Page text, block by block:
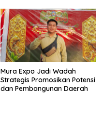
Mura Expo Jadi Wadah
Strategis Promosikan Potensi
dan Pembangunan Daerah